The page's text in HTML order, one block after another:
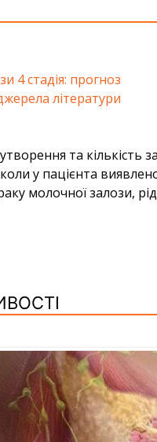
4 стадія: прогноз
літератури
та кількість
у пацієнта
молочної залози,